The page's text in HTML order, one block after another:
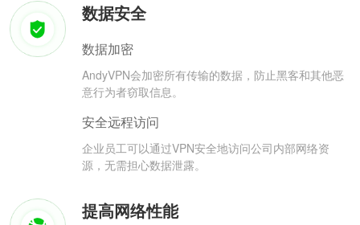
数据安全
数据加密
AndyVPN会加密所有传输的数据，防止黑客和其他恶
意行为者窃取信息。
安全远程访问
企业员工可以通过VPN安全地访问公司内部网络资
源，无需担心数据泄露。
提高网络性能